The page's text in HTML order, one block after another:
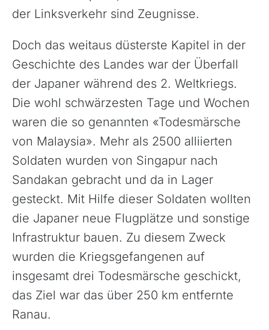
der Linksverkehr sind Zeugnisse.
Doch das weitaus düsterste Kapitel in der
Geschichte des Landes war der Überfall
der Japaner während des 2. Weltkriegs.
Die wohl schwärzesten Tage und Wochen
waren die so genannten «Todesmärsche
von Malaysia». Mehr als 2500 alliierten
Soldaten wurden von Singapur nach
Sandakan gebracht und da in Lager
gesteckt. Mit Hilfe dieser Soldaten wollten
die Japaner neue Flugplätze und sonstige
Infrastruktur bauen. Zu diesem Zweck
wurden die Kriegsgefangenen auf
insgesamt drei Todesmärsche geschickt,
das Ziel war das über 250 km entfernte
Ranau.